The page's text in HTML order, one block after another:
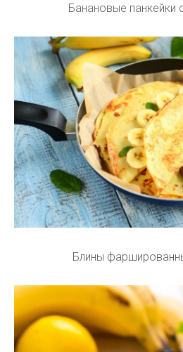
Банановые панкейки
Блины